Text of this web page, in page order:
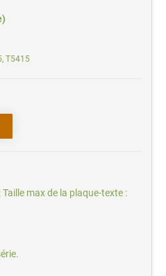
T5415
max de la plaque-texte :